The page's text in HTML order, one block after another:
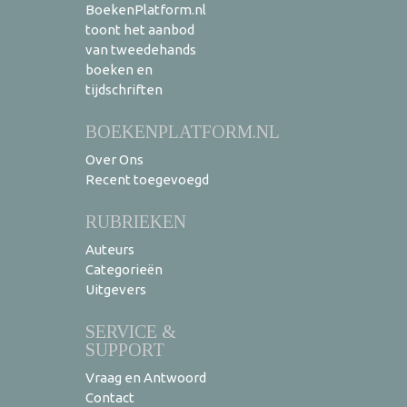
BoekenPlatform.nl
toont het aanbod
van tweedehands
boeken en
tijdschriften
BOEKENPLATFORM.NL
Over Ons
Recent toegevoegd
RUBRIEKEN
Auteurs
Categorieën
Uitgevers
SERVICE &
SUPPORT
Vraag en Antwoord
Contact